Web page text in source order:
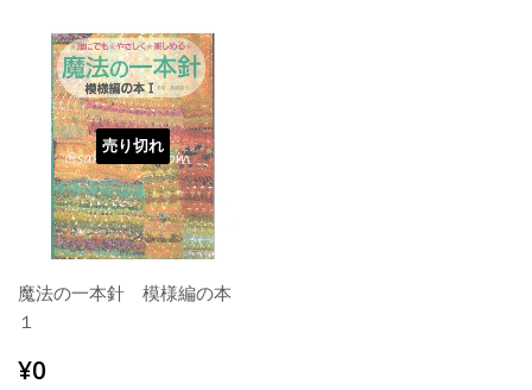
売り切れ
魔法の一本針 模様編の本
１
通
¥0